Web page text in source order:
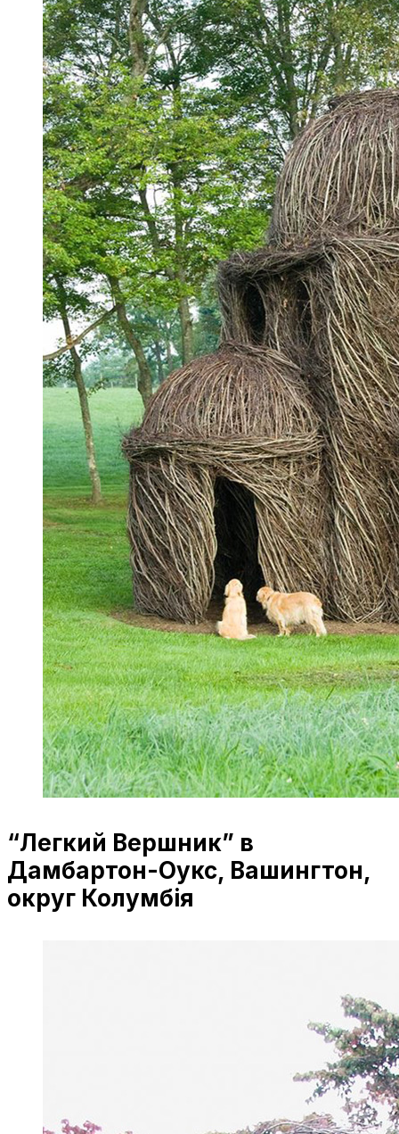
“Легкий Вершник” в
Дамбартон-Оукс, Вашингтон,
округ Колумбія